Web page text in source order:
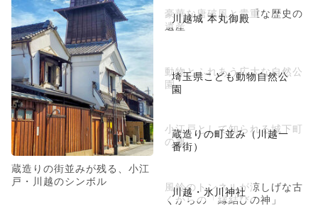
蔵造りの街並みが残る、小江
戸・川越のシンボル
川越城 本丸御殿
豪華な唐破風と貴重な歴史の
遺産
埼玉県こども動物自然公
園
動物とふれあう広大な自然公
園
蔵造りの町並み（川越一
番街）
小江戸として知られる城下町
の趣
川越・氷川神社
風鈴のトンネルが涼しげな古
くからの「縁結びの神」